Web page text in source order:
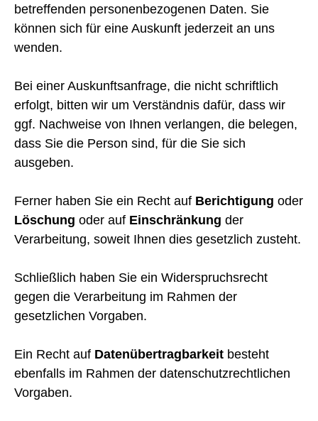
betreffenden personenbezogenen Daten. Sie
können sich für eine Auskunft jederzeit an uns
wenden.
Bei einer Auskunftsanfrage, die nicht schriftlich
erfolgt, bitten wir um Verständnis dafür, dass wir
ggf. Nachweise von Ihnen verlangen, die belegen,
dass Sie die Person sind, für die Sie sich
ausgeben.
Ferner haben Sie ein Recht auf Berichtigung oder
Löschung oder auf Einschränkung der
Verarbeitung, soweit Ihnen dies gesetzlich zusteht.
Schließlich haben Sie ein Widerspruchsrecht
gegen die Verarbeitung im Rahmen der
gesetzlichen Vorgaben.
Ein Recht auf Datenübertragbarkeit besteht
ebenfalls im Rahmen der datenschutzrechtlichen
Vorgaben.